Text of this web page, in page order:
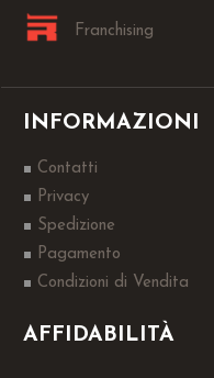
Franchising
INFORMAZIONI
Contatti
Privacy
Spedizione
Pagamento
Condizioni di Vendita
AFFIDABILITÀ